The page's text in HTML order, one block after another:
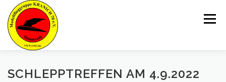
Menü
MFG KRANICH FLUGBETRIEB JUGEND
SCHLEPPTREFFEN AM 4.9.2022